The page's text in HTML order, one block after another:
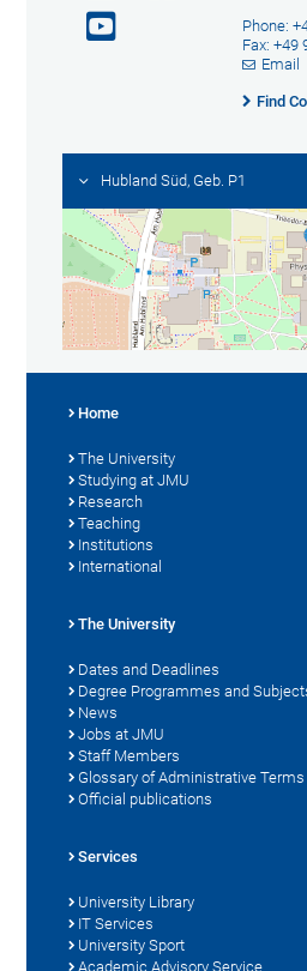
Phone:
Fax: +49
Email
Find
Hubland Süd, Geb. P1
Home
The University
Studying at JMU
Research
Teaching
Institutions
International
The University
Dates and Deadlines
Degree Programmes and
News
Jobs at JMU
Staff Members
Glossary of Administrative Terms
Official publications
Services
University Library
IT Services
University Sport
Academic Advisory Service